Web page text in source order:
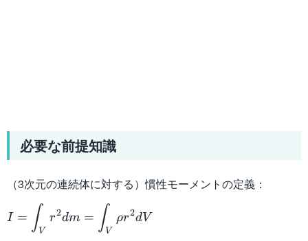
必要な前提知識
（3次元の連続体に対する）慣性モーメントの定義：
I=\displaystyle\int_V
r^2
I = ∫V
r2dm = ∫V
ρr2dV